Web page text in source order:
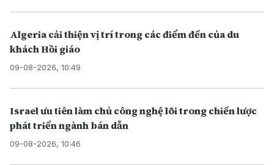
Algeria cải thiện vị trí trong các điểm đến của du
khách Hồi giáo
09-08-2026, 10:49
Israel ưu tiên làm chủ công nghệ lõi trong chiến lược
phát triển ngành bán dẫn
09-08-2026, 10:46